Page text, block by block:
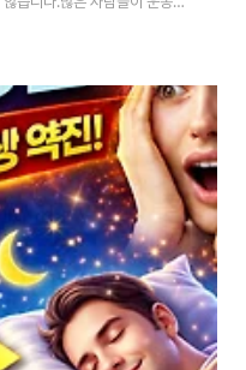
가지 않습니다.그런데 놀랍게
칭 루틴과 변화 과정까지 자세
요한가?스트레칭은 단순히 몸
고, 혈액순환을 개선하며, 몸의
하루 대부분을 앉아서 보내기